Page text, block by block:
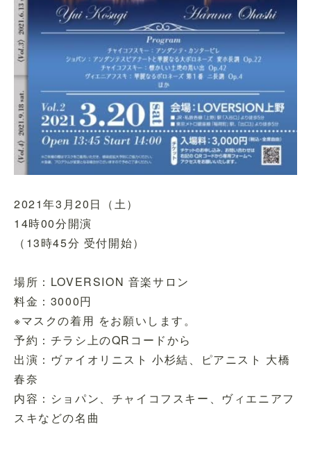
2021年3月20日（土）
14時00分開演
（13時45分 受付開始）
場所：LOVERSION 音楽サロン
料金：3000円
※マスクの着用 をお願いします。
予約：チラシ上のQRコードから
出演：ヴァイオリニスト 小杉結、ピアニスト 大橋
春奈
内容：ショパン、チャイコフスキー、ヴィエニアフ
スキなどの名曲